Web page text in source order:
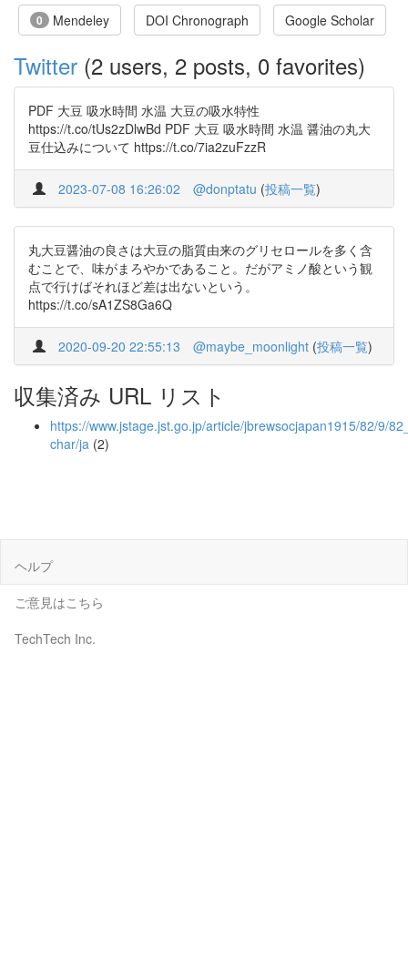
0 Mendeley DOI Chronograph Google Scholar
Twitter (2 users, 2 posts, 0 favorites)
PDF 大豆 吸水時間 水温 大豆の吸水特性
https://t.co/tUs2zDlwBd PDF 大豆 吸水時間 水温 醤油の丸大
豆仕込みについて https://t.co/7ia2zuFzzR
2023-07-08 16:26:02 @donptatu (投稿一覧)
丸大豆醤油の良さは大豆の脂質由来のグリセロールを多く含
むことで、味がまろやかであること。だがアミノ酸という観
点で行けばそれほど差は出ないという。
https://t.co/sA1ZS8Ga6Q
2020-09-20 22:55:13 @maybe_moonlight (投稿一覧)
収集済み URL リスト
https://www.jstage.jst.go.jp/article/jbrewsocjapan1915/82/9/
char/ja (2)
ヘルプ
ご意見はこちら
TechTech Inc.